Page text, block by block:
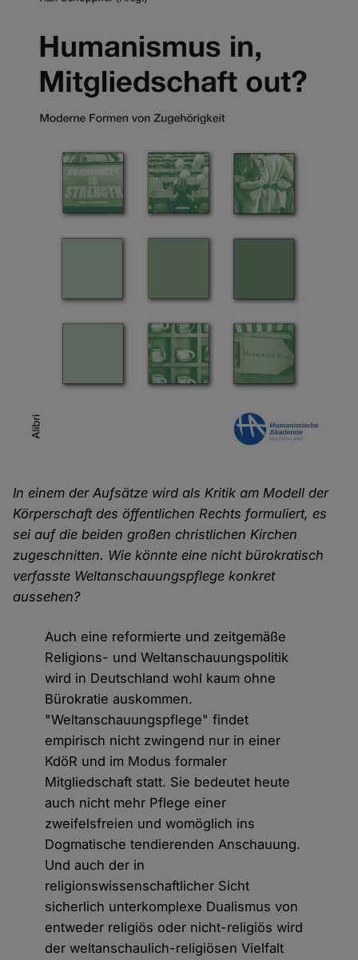
In einem der Aufsätze wird als Kritik am Modell der
Körperschaft des öffentlichen Rechts formuliert, es
sei auf die beiden großen christlichen Kirchen
zugeschnitten. Wie könnte eine nicht bürokratisch
verfasste Weltanschauungspflege konkret
aussehen?
Auch eine reformierte und zeitgemäße
Religions- und Weltanschauungspolitik
wird in Deutschland wohl kaum ohne
Bürokratie auskommen.
"Weltanschauungspflege" findet
empirisch nicht zwingend nur in einer
KdöR und im Modus formaler
Mitgliedschaft statt. Sie bedeutet heute
auch nicht mehr Pflege einer
zweifelsfreien und womöglich ins
Dogmatische tendierenden Anschauung.
Und auch der in
religionswissenschaftlicher Sicht
sicherlich unterkomplexe Dualismus von
entweder religiös oder nicht-religiös wird
der weltanschaulich-religiösen Vielfalt